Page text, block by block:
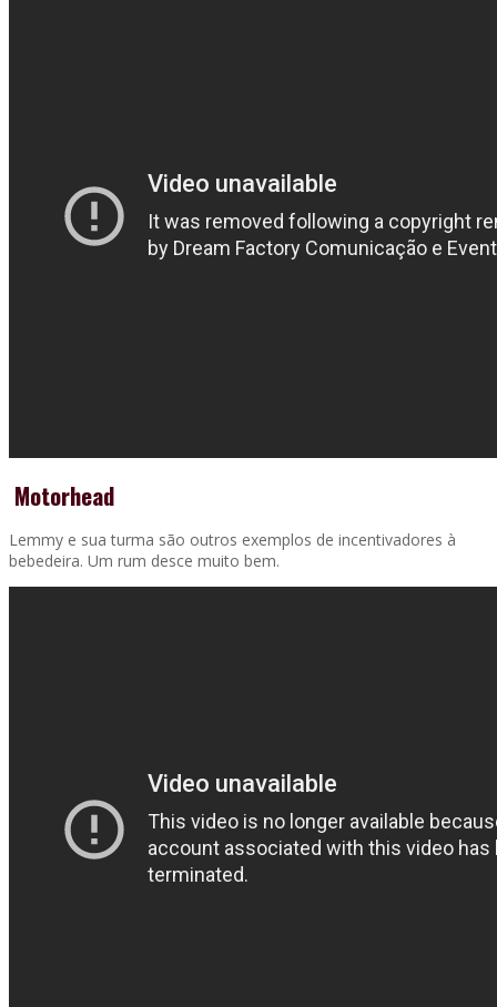
Motorhead
Lemmy e sua turma são outros exemplos de incentivadores à
bebedeira. Um rum desce muito bem.